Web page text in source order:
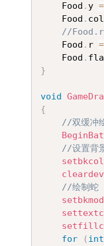
	Food
. y =
	Food
.
//
	Food
. r =
	Food
.
}
void
{
//双缓冲
//设置背
//绘制蛇
for
( int